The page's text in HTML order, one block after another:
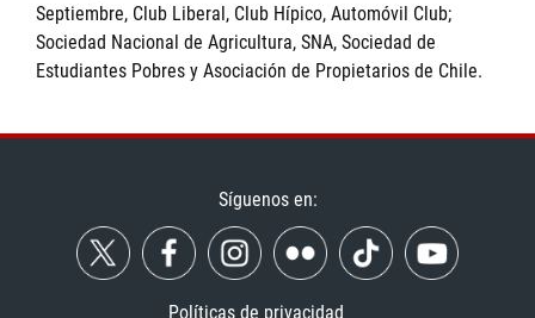
Septiembre, Club Liberal, Club Hípico, Automóvil Club;
Sociedad Nacional de Agricultura, SNA, Sociedad de
Estudiantes Pobres y Asociación de Propietarios de Chile.
Síguenos en:
Políticas de privacidad